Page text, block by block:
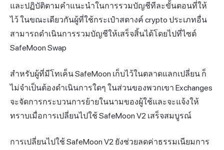
และปฏิบัติตามคำแนะนำในการรวมบัญชีทีละขั้นตอนที่ให้
ไว้ ในขณะเดียวกันผู้ที่ใช้กระเป๋าสตางค์ crypto ประเภทอื่น
สามารถดำเนินการรวมบัญชีให้เสร็จสิ้นได้โดยไปที่ไซต์
SafeMoon Swap
สำหรับผู้ที่มีโทเค็น SafeMoon เก็บไว้ในตลาดแลกเปลี่ยน ก็
ไม่จำเป็นต้องดำเนินการใดๆ ในส่วนของพวกเขา Exchanges
จะจัดการกระบวนการย้ายในนามของผู้ใช้และจะแจ้งให้
ทราบเมื่อการเปลี่ยนไปใช้ SafeMoon V2 เสร็จสมบูรณ์
การเปลี่ยนไปใช้ SafeMoon V2 ยังช่วยลดค่าธรรมเนียมการ